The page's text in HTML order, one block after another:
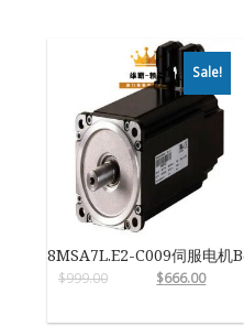
Sale!
8MSA7L.E2-C009伺服电机
$999.00 $666.00